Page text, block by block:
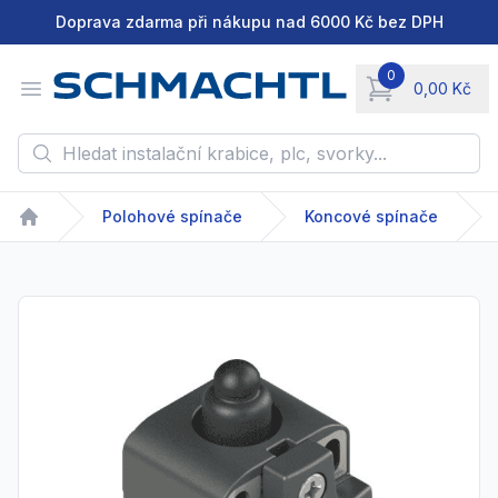
Doprava zdarma při nákupu nad 6000 Kč bez DPH
Open menu
0
0,00 Kč
items in cart,
Hledat instalační krabice, plc, svorky...
Home
Polohové spínače Koncové spínače